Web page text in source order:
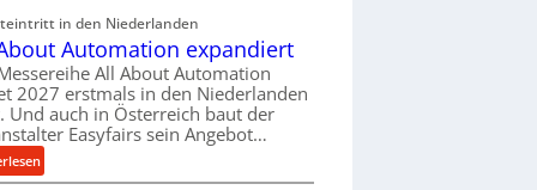
r
s
o
r
g
u
n
g
c
h
i
n
e
n
in den Niederlanden
Automation expandiert
All About Automation
2027 erstmals in den Niederlanden
Und auch in Österreich baut der
Easyfairs sein Angebot…
:
A